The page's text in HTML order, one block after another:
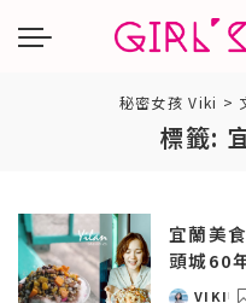
秘密女孩 Viki >
標籤:
宜蘭美
頭城60
VIKI